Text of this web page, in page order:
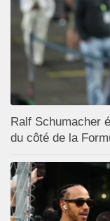
Ralf Schumacher
du côté de la